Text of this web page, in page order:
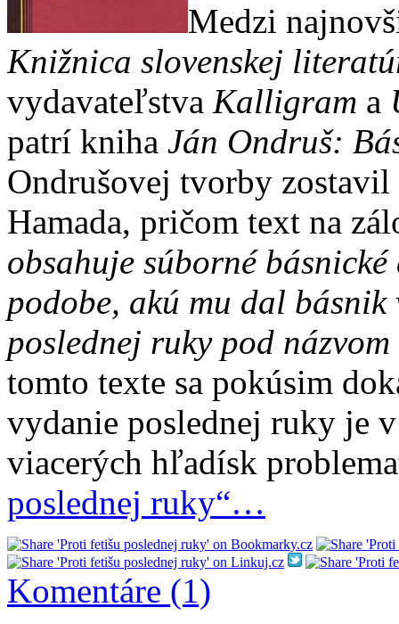
Medzi
Knižnica slovenskej
vydavateľstva Kalligram a
patrí kniha Ján Ondruš:
Ondrušovej tvorby
Hamada, pričom text na
obsahuje súborné
podobe, akú mu dal
poslednej ruky pod názvom
tomto texte sa pokúsim
vydanie poslednej ruky je
viacerých hľadísk
poslednej ruky“…
Komentáre (1)